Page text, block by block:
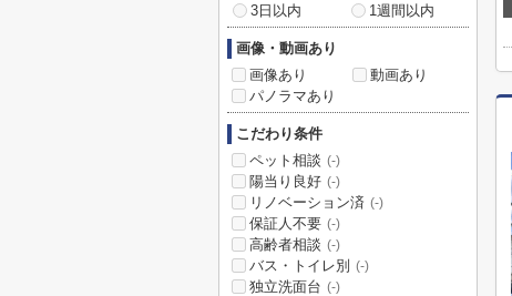
3日以内
1週間以内
画像・動画あり
画像あり
動画あり
パノラマあり
こだわり条件
ペット相談 (-)
陽当り良好 (-)
リノベーション済 (-)
保証人不要 (-)
高齢者相談 (-)
バス・トイレ別 (-)
独立洗面台 (-)